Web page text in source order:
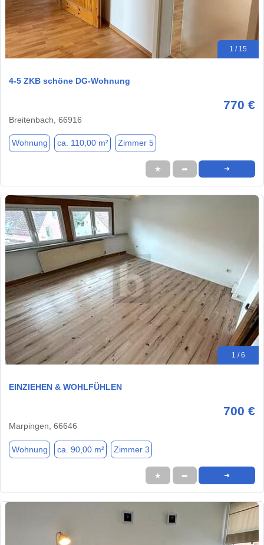
1 / 15
4-5 ZKB schöne DG-Wohnung
770 €
Breitenbach, 66916
Wohnung ca. 110,00 m² Zimmer 5
★ ➦ ➜
1 / 6
EINZIEHEN & WOHLFÜHLEN
700 €
Marpingen, 66646
Wohnung ca. 90,00 m² Zimmer 3
★ ➦ ➜